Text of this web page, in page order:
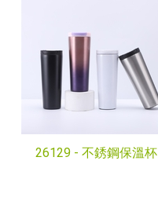
26129 - 不銹鋼保溫杯